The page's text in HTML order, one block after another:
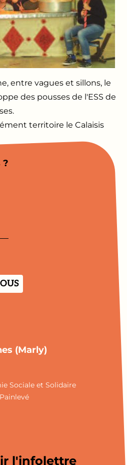
entre vagues et sillons, le
des pousses de l'ESS de
territoire le Calaisis
?
(Marly)
Sociale et Solidaire
l'infolettre